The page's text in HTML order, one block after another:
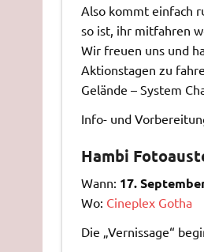
Also kommt einfach
so ist, ihr mitfahren
Wir freuen uns und
Aktionstagen zu
Gelände – System
Info- und
Hambi
Wann: 17.
Wo: Cineplex Gotha
Die „Vernissage“